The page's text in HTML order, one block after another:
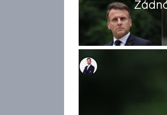
Tomáš Kačmár
4. čvc 2024, 09:38
Francie je
po druhém kole